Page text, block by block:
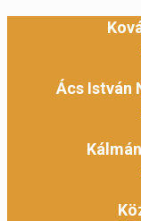
Ács István